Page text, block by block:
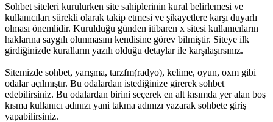
Sohbet siteleri kurulurken site sahiplerinin kural belirlemesi ve
kullanıcıları sürekli olarak takip etmesi ve şikayetlere karşı duyarlı
olması önemlidir. Kurulduğu günden itibaren x sitesi kullanıcıların
haklarına saygılı olunmasını kendisine görev bilmiştir. Siteye ilk
girdiğinizde kuralların yazılı olduğu detaylar ile karşılaşırsınız.
Sitemizde sohbet, yarışma, tarzfm(radyo), kelime, oyun, oxm gibi
odalar açılmıştır. Bu odalardan istediğinize girerek sohbet
edebilirsiniz. Bu odalardan birini seçerek en alt kısımda yer alan boş
kısma kullanıcı adınızı yani takma adınızı yazarak sohbete giriş
yapabilirsiniz.